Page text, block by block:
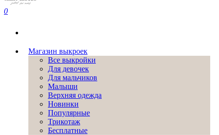
0
Магазин выкроек
Все выкройки
Для девочек
Для мальчиков
Малыши
Верхняя одежда
Новинки
Популярные
Трикотаж
Бесплатные